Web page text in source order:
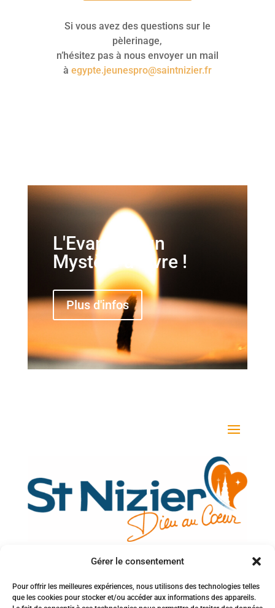
Gérer le consentement
Pour offrir les meilleures expériences, nous utilisons des technologies telles
que les cookies pour stocker et/ou accéder aux informations des appareils.
Si vous avez des questions sur le
pèlerinage,
n’hésitez pas à nous envoyer un mail
à egypte.jeunespro@saintnizier.fr
L'Evangile, un
Mystère à vivre !
Plus d'infos
Votre adresse e-mail